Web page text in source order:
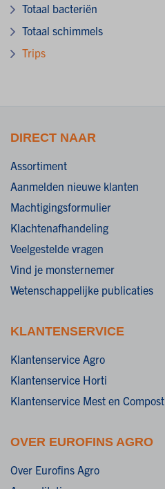
Totaal bacteriën
Totaal schimmels
Trips
DIRECT NAAR
Assortiment
Aanmelden nieuwe klanten
Machtigingsformulier
Klachtenafhandeling
Veelgestelde vragen
Vind je monsternemer
Wetenschappelijke publicaties
KLANTENSERVICE
Klantenservice Agro
Klantenservice Horti
Klantenservice Mest en Compost
OVER EUROFINS AGRO
Over Eurofins Agro